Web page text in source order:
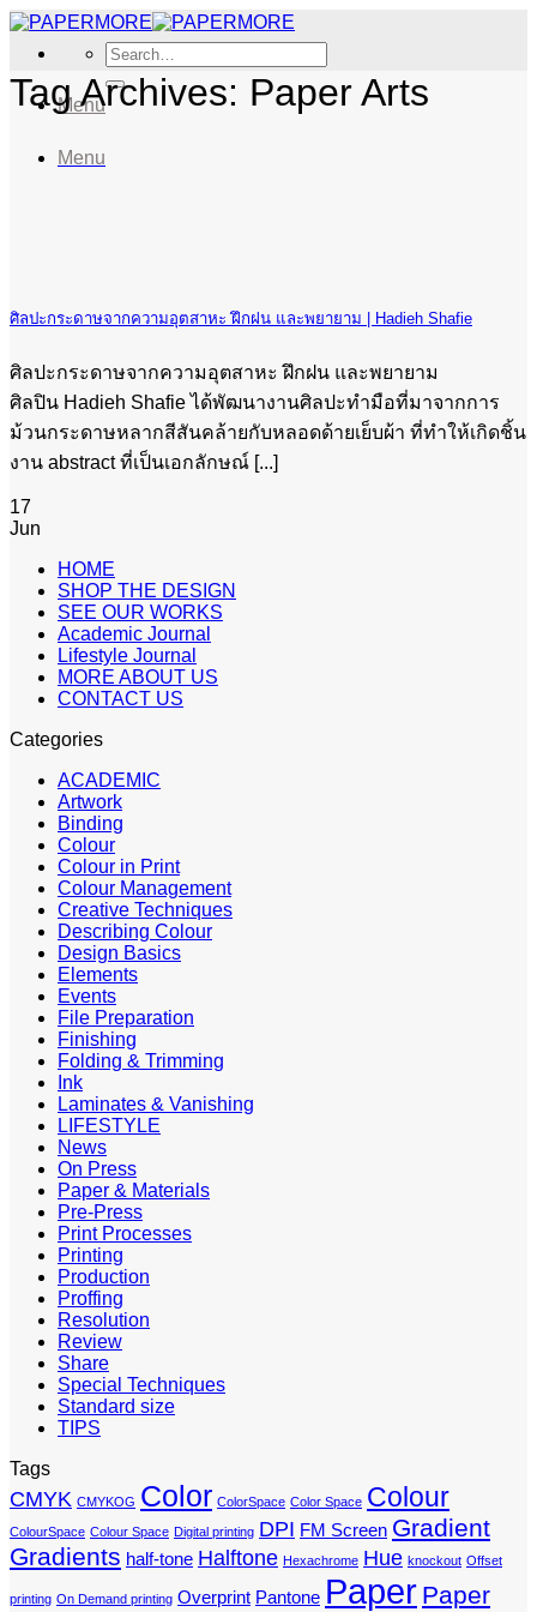
Skip
content
Search
for:
Menu
Menu
Tag Archives: Paper Arts
ศิลปะกระดาษจากความอุตสาหะ ฝึกฝน และพยายาม | Hadieh Shafie
ศิลปะกระดาษจากความอุตสาหะ ฝึกฝน และพยายาม
ศิลปิน Hadieh Shafie ได้พัฒนางานศิลปะทำมือที่มาจากการ
ม้วนกระดาษหลากสีสันคล้ายกับหลอดด้ายเย็บผ้า ที่ทำให้เกิดชิ้น
งาน abstract ที่เป็นเอกลักษณ์ [...]
17
Jun
HOME
SHOP THE DESIGN
SEE OUR WORKS
Academic Journal
Lifestyle Journal
MORE ABOUT US
CONTACT US
Categories
ACADEMIC
Artwork
Binding
Colour
Colour in Print
Colour Management
Creative Techniques
Describing Colour
Design Basics
Elements
Events
File Preparation
Finishing
Folding & Trimming
Ink
Laminates & Vanishing
LIFESTYLE
News
On Press
Paper & Materials
Pre-Press
Print Processes
Printing
Production
Proffing
Resolution
Review
Share
Special Techniques
Standard size
TIPS
Tags
CMYK CMYKOG Color ColorSpace Color Space Colour
ColourSpace Colour Space Digital printing DPI FM Screen Gradient
Gradients half-tone Halftone Hexachrome Hue knockout Offset
printing On Demand printing Overprint Pantone Paper Paper